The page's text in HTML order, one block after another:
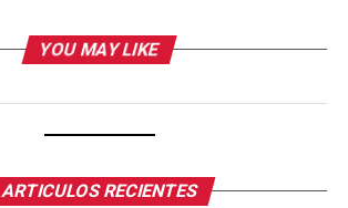
YOU MAY LIKE
ARTICULOS RECIENTES